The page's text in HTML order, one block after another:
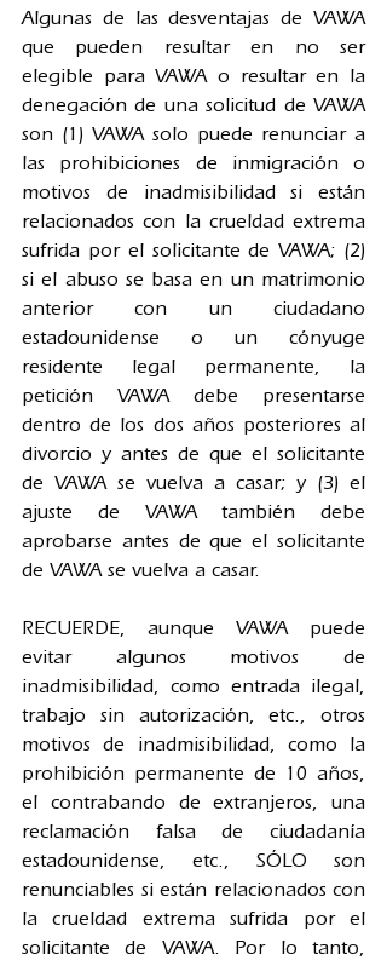
Algunas de las desventajas de VAWA
que pueden resultar en no ser
elegible para VAWA o resultar en la
denegación de una solicitud de VAWA
son (1) VAWA solo puede renunciar a
las prohibiciones de inmigración o
motivos de inadmisibilidad si están
relacionados con la crueldad extrema
sufrida por el solicitante de VAWA; (2)
si el abuso se basa en un matrimonio
anterior con un ciudadano
estadounidense o un cónyuge
residente legal permanente, la
petición VAWA debe presentarse
dentro de los dos años posteriores al
divorcio y antes de que el solicitante
de VAWA se vuelva a casar; y (3) el
ajuste de VAWA también debe
aprobarse antes de que el solicitante
de VAWA se vuelva a casar.
RECUERDE, aunque VAWA puede
evitar algunos motivos de
inadmisibilidad, como entrada ilegal,
trabajo sin autorización, etc., otros
motivos de inadmisibilidad, como la
prohibición permanente de 10 años,
el contrabando de extranjeros, una
reclamación falsa de ciudadanía
estadounidense, etc., SÓLO son
renunciables si están relacionados con
la crueldad extrema sufrida por el
solicitante de VAWA. Por lo tanto,